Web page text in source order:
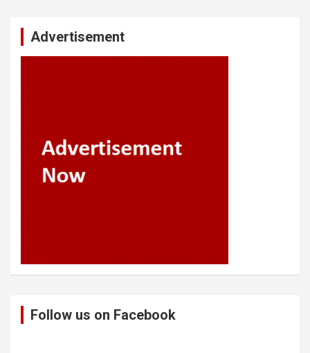
Advertisement
Follow us on Facebook